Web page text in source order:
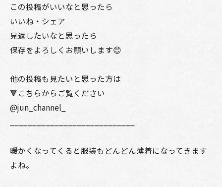
この投稿がいいなと思ったら
いいね・シェア
見返したいなと思ったら
保存をよろしくお願いします😊
他の投稿も見たいと思った方は
🔻こちらからご覧ください
@jun_channel_
暖かくなってくると服装もどんどん薄着になってきます
よね。